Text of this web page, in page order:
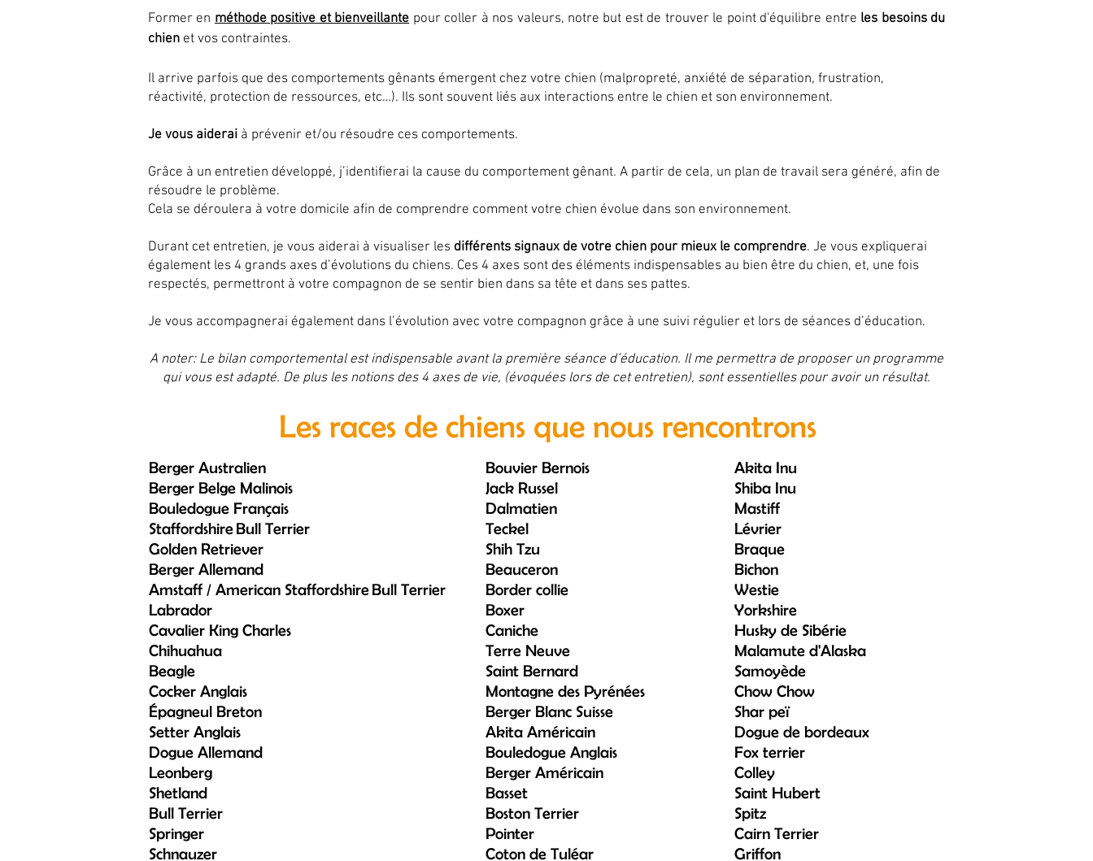
Former en méthode positive et bienveillantepour coller à nos valeurs, notre but est de trouver le point d'équilibre entre les besoins du
chien et vos contraintes.
Il arrive parfois que des comportements gênants émergent chez votre chien (malpropreté, anxiété de séparation, frustration,
réactivité, protection de ressources, etc…). Ils sont souvent liés aux interactions entre le chien et son environnement.
Je vous aiderai à prévenir et/ou résoudre ces comportements.
Grâce à un entretien développé, j’identifierai la cause du comportement gênant. A partir de cela, un plan de travail sera généré, afin de
résoudre le problème.
Cela se déroulera à votre domicile afin de comprendre comment votre chien évolue dans son environnement.
Durant cet entretien, je vous aiderai à visualiser les différents signaux de votre chien pour mieux le comprendre. Je vous expliquerai
également les 4 grands axes d’évolutions du chiens. Ces 4 axes sont des éléments indispensables au bien être du chien, et, une fois
respectés, permettront à votre compagnon de se sentir bien dans sa tête et dans ses pattes.
Je vous accompagnerai également dans l’évolution avec votre compagnon grâce à une suivi régulier et lors de séances d’éducation.
A noter: Le bilan comportemental est indispensable avant la première séance d’éducation. Il me permettra de proposer un programme
qui vous est adapté. De plus les notions des 4 axes de vie, (évoquées lors de cet entretien), sont essentielles pour avoir un résultat.
Les races de chiens que nous rencontrons
Berger Australien
Berger Belge Malinois
Bouledogue Français
StaffordshireBull Terrier
Golden Retriever
Berger Allemand
Amstaff / American StaffordshireBull Terrier
Labrador
Cavalier King Charles
Chihuahua
Beagle
Cocker Anglais
Épagneul Breton
Setter Anglais
Dogue Allemand
Leonberg
Shetland
Bull Terrier
Springer
Schnauzer
Bouvier Bernois
Jack Russel
Dalmatien
Teckel
Shih Tzu
Beauceron
Border collie
Boxer
Caniche
Terre Neuve
Saint Bernard
Montagne des Pyrénées
Berger Blanc Suisse
Akita Américain
Bouledogue Anglais
Berger Américain
Basset
Boston Terrier
Pointer
Coton de Tuléar
Akita Inu
Shiba Inu
Mastiff
Lévrier
Braque
Bichon
Westie
Yorkshire
Husky de Sibérie
Malamute d'Alaska
Samoyède
Chow Chow
Shar peï
Dogue de bordeaux
Fox terrier
Colley
Saint Hubert
Spitz
Cairn Terrier
Griffon